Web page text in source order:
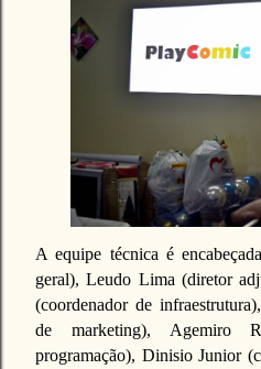
A equipe técnica é
geral), Leudo Lima (diretor
(coordenador de
de marketing), Agemiro
programação), Dinisio Junior